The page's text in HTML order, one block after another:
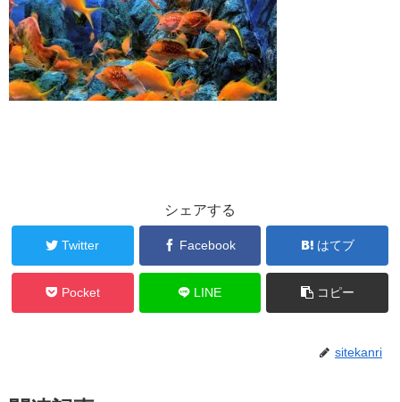
シェアする
Twitter Facebook はてブ
Pocket LINE コピー
sitekanri